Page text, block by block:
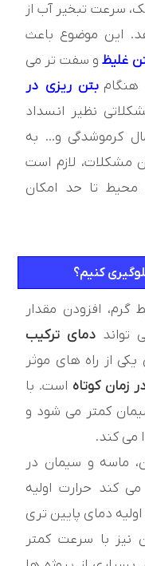
سرعت تبخیر آب از
این موضوع باعث
غلیظو سفت تر می‌
بتن ریزی در
نظیر انسداد
کرموشدگی و... به
مشکلات، لازم است
محیط تا حد امکان
کنیم؟
گرم، افزودن مقدار
دمای ترکیب
از راه های موثر
زمان کوتاه است. با
کمتر می شود و
می کند.
ماسه و سیمان در
کند حرارت اولیه
دمای پایین تری
نیز با سرعت کمتر